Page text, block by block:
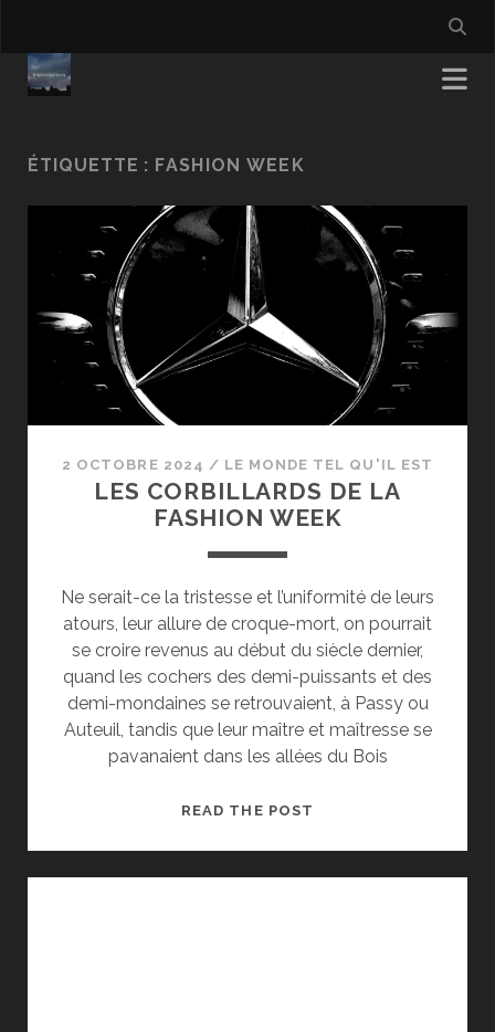
ÉTIQUETTE : FASHION WEEK
2 OCTOBRE 2024 / LE MONDE TEL QU'IL EST
LES CORBILLARDS DE LA
FASHION WEEK
Ne serait-ce la tristesse et l’uniformité de leurs
atours, leur allure de croque-mort, on pourrait
se croire revenus au début du siècle dernier,
quand les cochers des demi-puissants et des
demi-mondaines se retrouvaient, à Passy ou
Auteuil, tandis que leur maître et maîtresse se
pavanaient dans les allées du Bois
READ THE POST